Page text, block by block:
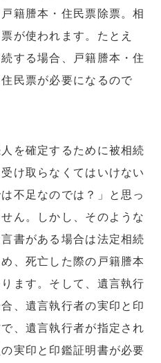
籍謄本・住民票除票。相
が使われます。たとえ
する場合、戸籍謄本・住
民票が必要になるので
を確定するために被相続
け取らなくてはいけない
不足なのでは？」と思っ
ん。しかし、そのような
書がある場合は法定相続
、死亡した際の戸籍謄本
ます。そして、遺言執行
、遺言執行者の実印と印
、遺言執行者が指定され
実印と印鑑証明書が必要